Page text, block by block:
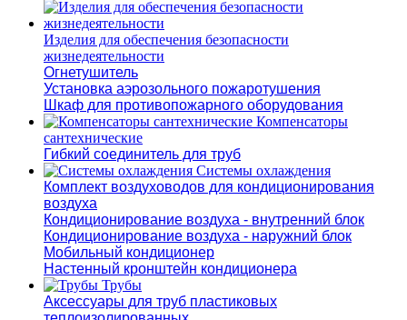
Изделия для обеспечения безопасности
жизнедеятельности
Огнетушитель
Установка аэрозольного пожаротушения
Шкаф для противопожарного оборудования
Компенсаторы
сантехнические
Гибкий соединитель для труб
Системы охлаждения
Комплект воздуховодов для кондиционирования
воздуха
Кондиционирование воздуха - внутренний блок
Кондиционирование воздуха - наружний блок
Мобильный кондиционер
Настенный кронштейн кондиционера
Трубы
Аксессуары для труб пластиковых